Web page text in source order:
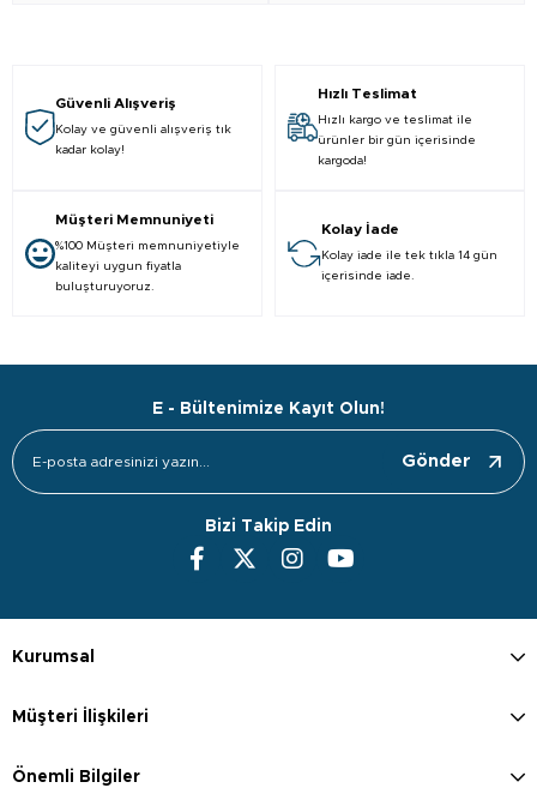
Güvenli Alışveriş
Kolay ve güvenli alışveriş tık
kadar kolay!
Hızlı Teslimat
Hızlı kargo ve teslimat ile
ürünler bir gün içerisinde
kargoda!
Müşteri Memnuniyeti
%100 Müşteri memnuniyetiyle
kaliteyi uygun fiyatla
buluşturuyoruz.
Kolay İade
Kolay iade ile tek tıkla 14 gün
içerisinde iade.
E - Bültenimize Kayıt Olun!
Gönder
Bizi Takip Edin
Kurumsal
Müşteri İlişkileri
Önemli Bilgiler